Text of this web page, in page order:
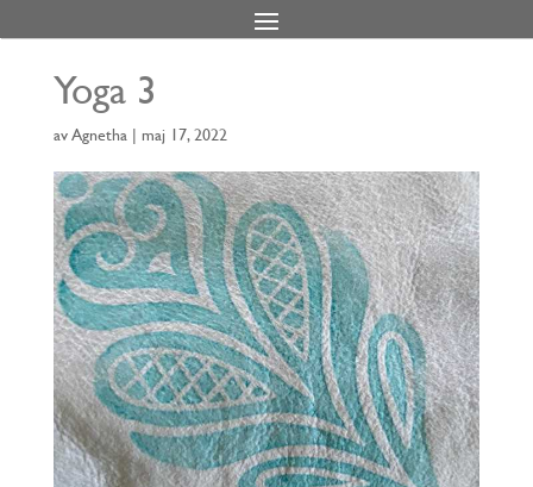
Yoga 3
avAgnetha | maj 17, 2022